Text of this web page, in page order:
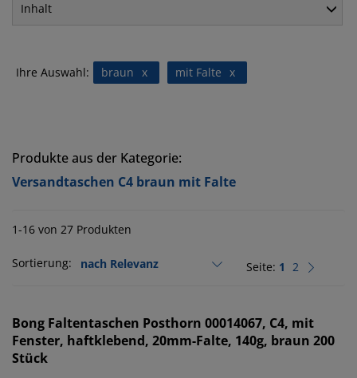
Inhalt
Ihre Auswahl: x
braun x
mit Falte
Produkte aus der Kategorie:
Versandtaschen C4 braun mit Falte
1-16 von 27 Produkten
Sortierung: Seite: 1 2
Bong Faltentaschen Posthorn 00014067, C4, mit
Fenster, haftklebend, 20mm-Falte, 140g, braun 200
Stück